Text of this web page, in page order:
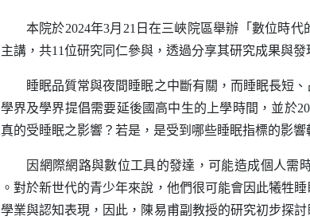
本院於2024年3月21日在三峽院區舉辦「數位時代
主講，共11位研究同仁參與，透過分享其研究成果與
睡眠品質常與夜間睡眠之中斷有關，而睡眠長短、
學界及學界提倡需要延後國高中生的上學時間，並於
真的受睡眠之影響？若是，是受到哪些睡眠指標的影
因網際網路與數位工具的發達，可能造成個人需
。對於新世代的青少年來說，他們很可能會因此犧牲
學業與認知表現，因此，陳易甫副教授的研究初步探